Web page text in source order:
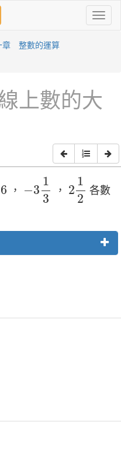
Dropdown
章 整數的運算
上數的大
， −3
1
3
13
， 2
1
2
1
各數